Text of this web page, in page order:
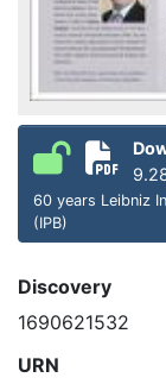
60 years Leibniz
(IPB)
Discovery
1690621532
URN